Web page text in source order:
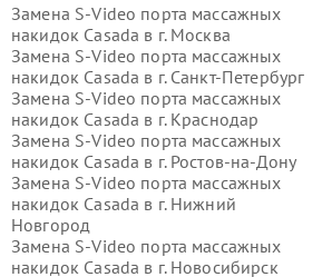
Замена S-Video порта массажных
накидок Casada в г. Москва
Замена S-Video порта массажных
накидок Casada в г. Санкт-Петербург
Замена S-Video порта массажных
накидок Casada в г. Краснодар
Замена S-Video порта массажных
накидок Casada в г. Ростов-на-Дону
Замена S-Video порта массажных
накидок Casada в г. Нижний
Новгород
Замена S-Video порта массажных
накидок Casada в г. Новосибирск